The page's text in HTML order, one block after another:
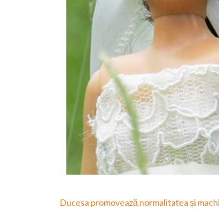
Ducesa promovează normalitatea și